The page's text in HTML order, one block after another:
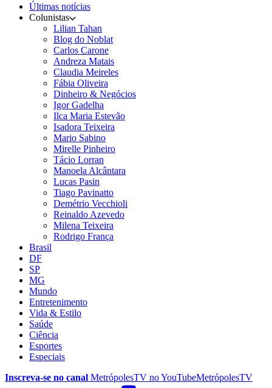
Últimas notícias
Colunistas
Lilian Tahan
Blog do Noblat
Carlos Carone
Andreza Matais
Claudia Meireles
Fábia Oliveira
Dinheiro & Negócios
Igor Gadelha
Ilca Maria Estevão
Isadora Teixeira
Mario Sabino
Mirelle Pinheiro
Tácio Lorran
Manoela Alcântara
Lucas Pasin
Tiago Pavinatto
Demétrio Vecchioli
Reinaldo Azevedo
Milena Teixeira
Rodrigo França
Brasil
DF
SP
MG
Mundo
Entretenimento
Vida & Estilo
Saúde
Ciência
Esportes
Especiais
Inscreva-se no canal MetrópolesTV noYouTubeMetrópolesTV